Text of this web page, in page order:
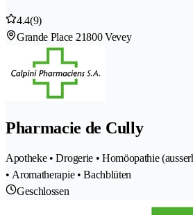
4.4(9)
Grande Place 21800 Vevey
Pharmacie de Cully
Apotheke • Drogerie • Homöopathie
• Aromatherapie • Bachblüten
Geschlossen